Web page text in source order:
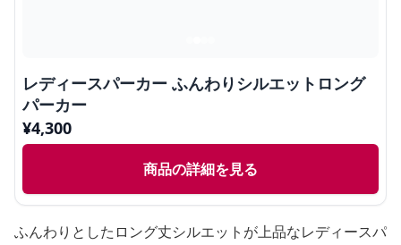
レディースパーカー ふんわりシルエットロング
パーカー
¥4,300
商品の詳細を見る
ふんわりとしたロング丈シルエットが上品なレディースパ